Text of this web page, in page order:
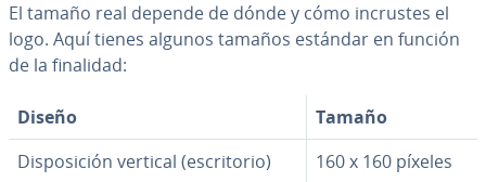
El tamaño real depende de dónde y cómo incrustes el
logo. Aquí tienes algunos tamaños estándar en función
de la finalidad:
Diseño
Tamaño
Di­s­po­si­ción vertical (es­cri­to­rio)
160 x 160 píxeles